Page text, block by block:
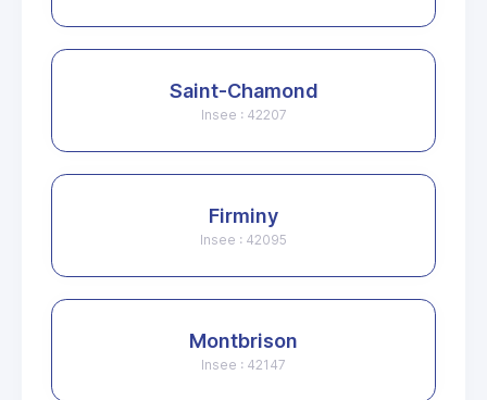
Saint-Chamond
Insee : 42207
Firminy
Insee : 42095
Montbrison
Insee : 42147